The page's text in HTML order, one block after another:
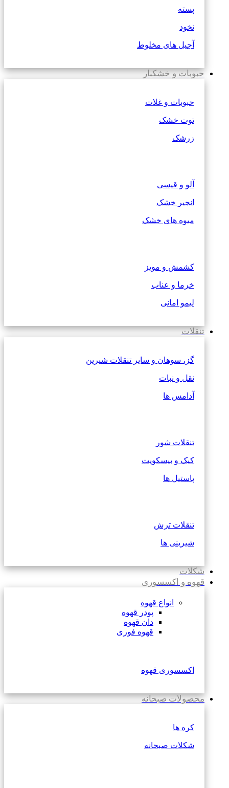
پسته
نخود
آجیل های مخلوط
حبوبات و خشکبار
حبوبات و غلات
توت خشک
زرشک
آلو و قیسی
انجیر خشک
میوه های خشک
کشمش و مویز
خرما و عناب
لیمو امانی
تنقلات
گز، سوهان و سایر تنقلات شیرین
نقل و نبات
آدامس ها
تنقلات شور
کیک و بیسکویت
پاستیل ها
تنقلات ترش
شیرینی ها
شکلات
قهوه و اکسسوری
انواع قهوه
پودر قهوه
دان قهوه
قهوه فوری
اکسسوری قهوه
محصولات صبحانه
کره ها
شکلات صبحانه